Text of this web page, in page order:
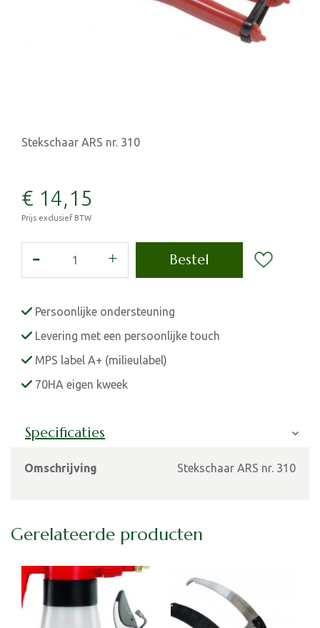
Stekschaar ARS nr. 310
€ 14,15
Prijs exclusief BTW
Persoonlijke ondersteuning
Levering met een persoonlijke touch
MPS label A+ (milieulabel)
70HA eigen kweek
Specificaties
Omschrijving Stekschaar ARS nr. 310
Gerelateerde producten